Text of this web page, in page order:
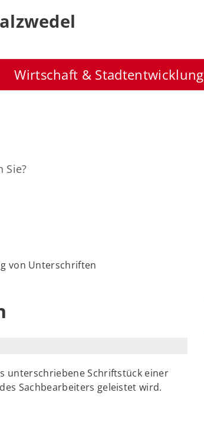
Wirtschaft & Stadtentwicklung
von Unterschriften
unterschriebene Schriftstück einer
Sachbearbeiters geleistet wird.